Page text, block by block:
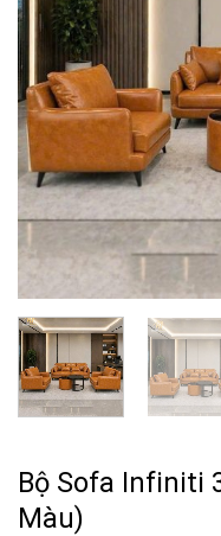
Bộ Sofa Infiniti
Màu)